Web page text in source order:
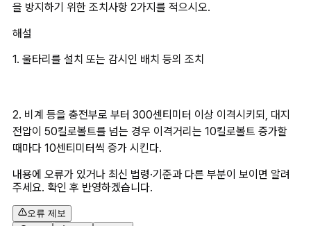
을 방지하기 위한 조치사항 2가지를 적으시오.
해설
1. 울타리를 설치 또는 감시인 배치 등의 조치
2. 비계 등을 충전부로 부터 300센티미터 이상 이격시키되, 대지
전압이 50킬로볼트를 넘는 경우 이격거리는 10킬로볼트 증가할
때마다 10센티미터씩 증가 시킨다.
내용에 오류가 있거나 최신 법령·기준과 다른 부분이 보이면 알려
주세요. 확인 후 반영하겠습니다.
오류 제보